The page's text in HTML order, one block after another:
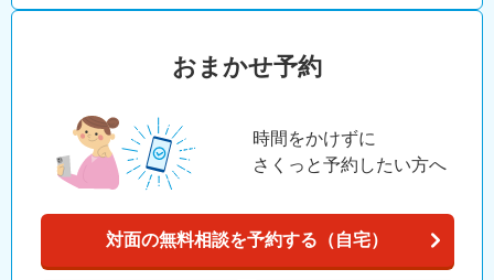
おまかせ予約
時間をかけずに
さくっと予約したい方へ
対面の無料相談を予約する（自宅）